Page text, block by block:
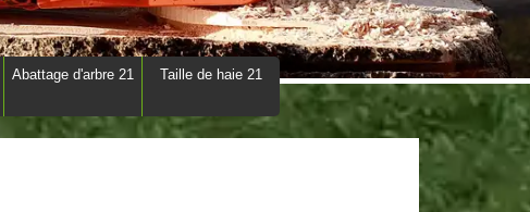
Abattage d'arbre 21 Taille de haie 21